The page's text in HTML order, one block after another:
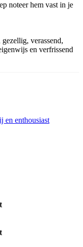
noteer hem vast in je
verassend,
en verfrissend
en enthousiast